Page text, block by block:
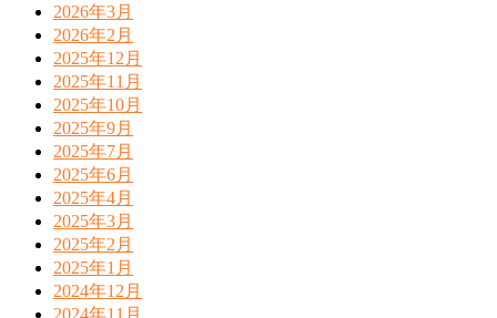
2026年3月
2026年2月
2025年12月
2025年11月
2025年10月
2025年9月
2025年7月
2025年6月
2025年4月
2025年3月
2025年2月
2025年1月
2024年12月
2024年11月